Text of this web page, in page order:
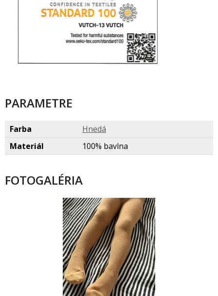
PARAMETRE
Farba
Hned
Materiál
100% bavlna
FOTOGALÉRIA